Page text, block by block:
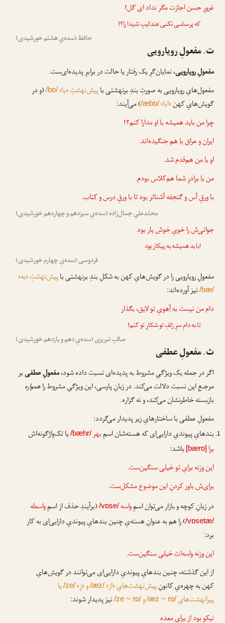
غرورِ حسن اجازت مگر نداد ای گل!
که پرسشـی نکنیعندلیبِ شیدا را؟!
حافظ (سده‌یِ هشتم خورشیدی)
ت. مفعولِ رویارویی
مفعولِ رویارویی، نمایان‌گرِ یک رفتار یا حالت در برابرِ پدیده‌ای‌ست.
مفعول‌هایِ رویارویی به صورتِ بندِ برنهشتی باپیش‌نهشتِ «با»/bɒ/(و در
گویش‌هایِ کهن«ابا»/æbɒ/) می‌آیند:
چرا من باید همیشهبا اومدارا کنم؟!
ایران و عراقبا همجنگیده‌اند.
اوبا منهم‌قدم شد.
منبا برادرِ شماهم‌کلاس بودم.
با ورقِ آس و گنجفهآشناتر بود تابا ورقِ درس و کتاب.
محمّدعلیِ جمال‌زاده (سده‌یِ سیزدهم و چهاردهم خورشیدی)
جوانی‌ش را خویِ خوش یار بود
ابا بدهمیشه به پیکار بود
فردوسی (سده‌یِ چهارم خورشیدی)
مفعولِ رویارویی را در گویش‌هایِ کهن به شکلِ بندِ برنهشتی باپیش‌نهشتِ «به»
/bæ/نیز آورده‌اند:
دام من نیستبه آهویِ تولایق، بگذار
تا به دامِ سرِ زلفِ تو شکارِ تو کنم!
صائبِ تبریزی (سده‌یِ دهم و یازدهم خورشیدی)
ث. مفعولِ عطفی
اگر در جمله یک ویژگیِ مشروط به پدیده‌ای نسبت داده شود،مفعولِ عطفیبر
مرجـعِ این نسبت دلالت می‌کند. در زبانِ پارسی، این ویژگیِ مشروط راهمواره
بازبسته خاطرنشان می‌کند، و نه گزاره.
مفعولِ عطفی با ساختارهایِ زیر پدیدار می‌گردد:
بندهایِ پیوندیِ دارایی‌ای که هسته‌شان اسمِبهر/bæhr/یا تک‌واژگونه‌اش
برا [bærɒ] باشد:
این وزنهبرایِ توخیلی سنگین‌ست.
برای‌شباور کردنِ این موضوع مشکل‌ست.
در زبانِ کوچه و بازار می‌توان اسمِواسه/vɒse/(برآیندِ حذف از اسمِواسطه
/vɒsetæ/) را هم به عنوانِ هسته‌یِ چنین بندهایِ پیوندیِ دارایی‌ای به کار
برد:
این وزنهواسه‌اتخیلی سنگین‌ست.
از این گذشته، چنین بندهایِ پیوندیِ دارایی‌ای می‌توانند در گویش‌هایِ
کهن به چهره‌یِ کانونِپیش‌نهشت‌هایِ «از»/æz/و «زِ»/ze/یا
پیرانهشت‌هایِ/æz ~ rɒ/و/ze ~ rɒ/نیز پدیدار شوند:
نیکو بوداز برایِ معده